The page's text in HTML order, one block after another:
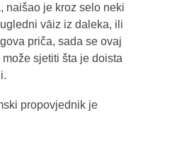
naišao je kroz selo neki
vāiz iz daleka, ili
priča, sada se ovaj
sjetiti šta je doista
propovjednik je